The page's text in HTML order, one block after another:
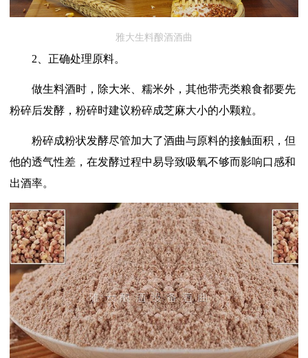
雅大生料酿酒酒曲
2、正确处理原料。
做生料酒时，除大米、糯米外，其他带壳类粮食都要先
粉碎后发酵，粉碎时建议粉碎成芝麻大小的小颗粒。
粉碎成粉状发酵尽管加大了酒曲与原料的接触面积，但
他的透气性差，在发酵过程中易导致吸氧不够而影响口感和
出酒率。